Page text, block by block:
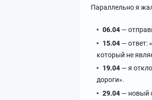
Параллельно я
06.04 —
15.04 — ответ:
который не
19.04 — я
дороги».
29.04 — новый